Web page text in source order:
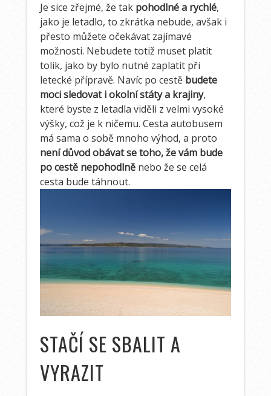
Je sice zřejmé, že tak pohodlné a rychlé,
jako je letadlo, to zkrátka nebude, avšak i
přesto můžete očekávat zajímavé
možnosti. Nebudete totiž muset platit
tolik, jako by bylo nutné zaplatit při
letecké přípravě. Navíc po cestě budete
moci sledovat i okolní státy a krajiny,
které byste z letadla viděli z velmi vysoké
výšky, což je k ničemu. Cesta autobusem
má sama o sobě mnoho výhod, a proto
není důvod obávat se toho, že vám bude
po cestě nepohodlně nebo že se celá
cesta bude táhnout.
STAČÍ SE SBALIT A
VYRAZIT